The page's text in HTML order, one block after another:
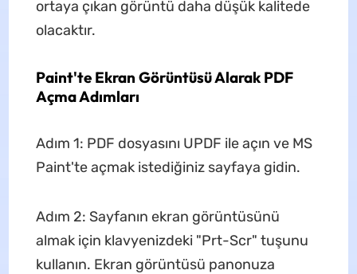
ortaya çıkan görüntü daha düşük kalitede
olacaktır.
Paint'te Ekran Görüntüsü Alarak PDF
Açma Adımları
Adım 1: PDF dosyasını UPDF ile açın ve MS
Paint'te açmak istediğiniz sayfaya gidin.
Adım 2: Sayfanın ekran görüntüsünü
almak için klavyenizdeki "Prt-Scr" tuşunu
kullanın. Ekran görüntüsü panonuza